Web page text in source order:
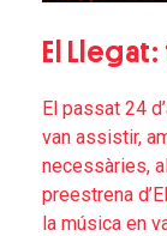
El
El passat 24
van assistir,
necessàries,
preestrena
la música en